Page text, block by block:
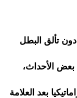
دون تألق البطل
بعض الأحداث،
بعد العلامة